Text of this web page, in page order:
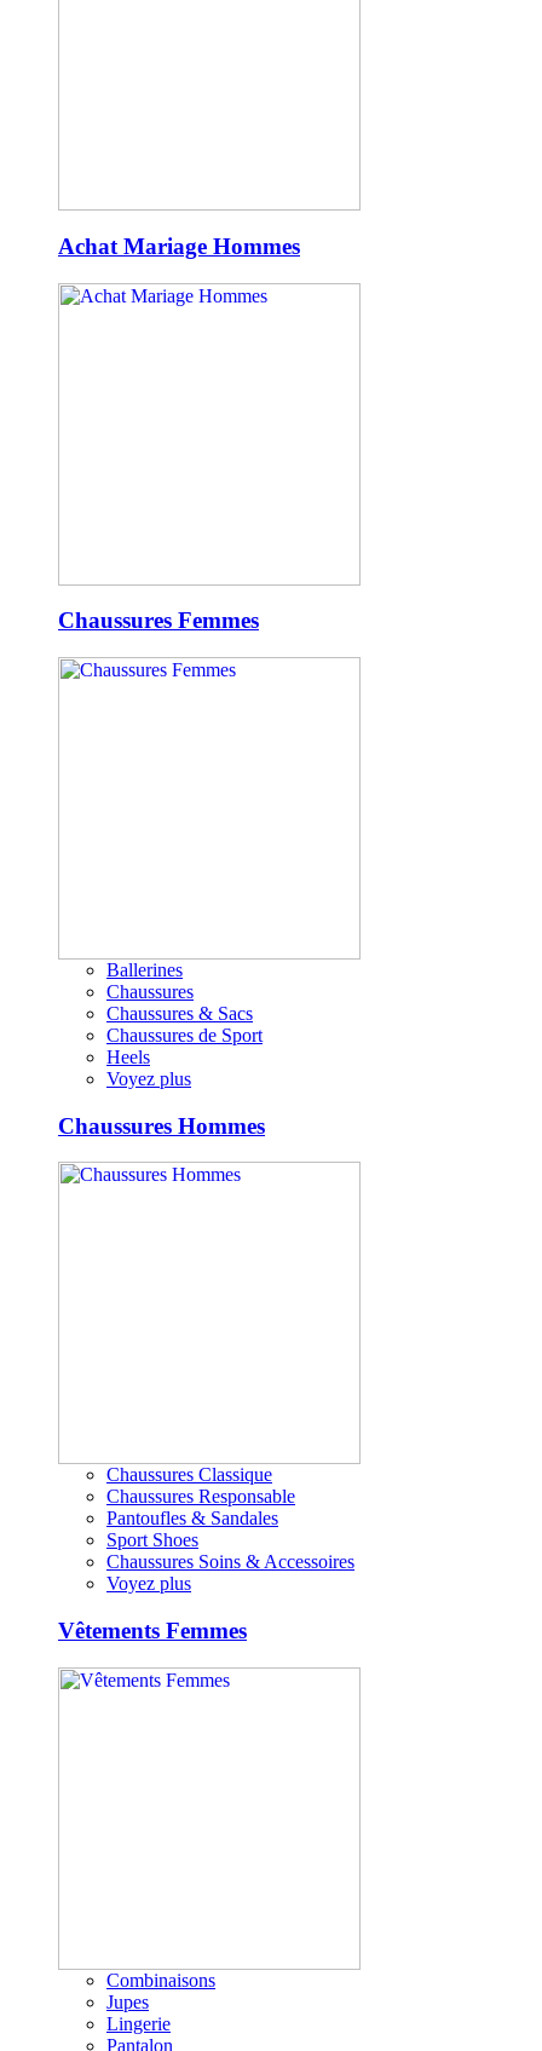
Achat Mariage Hommes
Chaussures Femmes
Ballerines
Chaussures
Chaussures & Sacs
Chaussures de Sport
Heels
Voyez plus
Chaussures Hommes
Chaussures Classique
Chaussures Responsable
Pantoufles & Sandales
Sport Shoes
Chaussures Soins & Accessoires
Voyez plus
Vêtements Femmes
Combinaisons
Jupes
Lingerie
Pantalon